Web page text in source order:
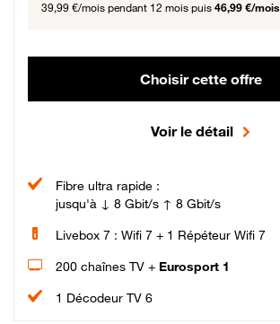
39,99 €/mois pendant 12 mois puis 46,99 €/mois
Choisir cette offre
Voir le détail
Fibre ultra rapide :
jusqu'à ↓ 8 Gbit/s ↑ 8 Gbit/s
Livebox 7 : Wifi 7 + 1 Répéteur Wifi 7
200 chaînes TV + Eurosport 1
1 Décodeur TV 6